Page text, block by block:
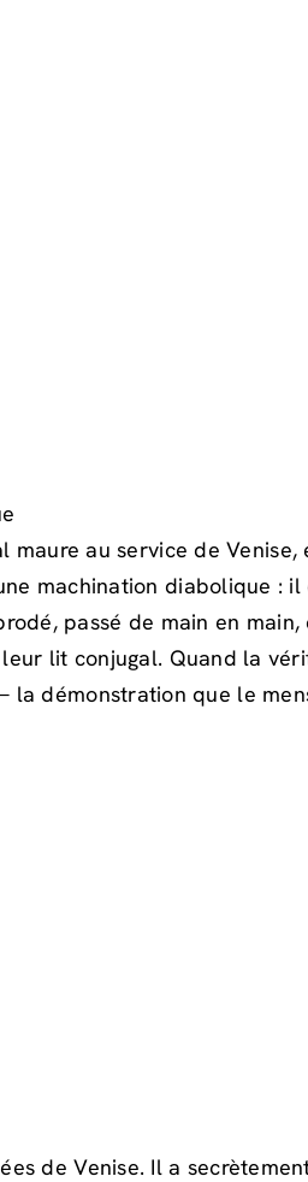
maure au service de
machination diabolique :
passé de main en
lit conjugal. Quand la
démonstration que le
de Venise. Il a